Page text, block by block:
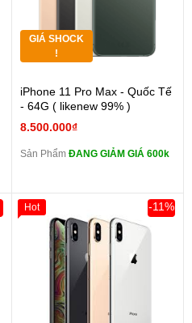
GIÁ SHOCK
!
iPhone 11 Pro Max - Quốc Tế
- 64G ( likenew 99% )
8.500.000₫
Sản Phẩm ĐANG GIẢM GIÁ 600k
-11%
Hot